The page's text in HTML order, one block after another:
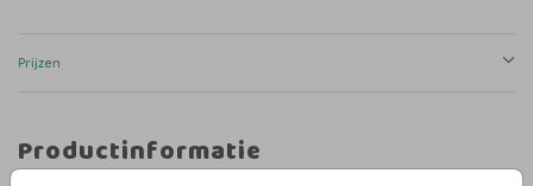
Prijzen
Productinformatie